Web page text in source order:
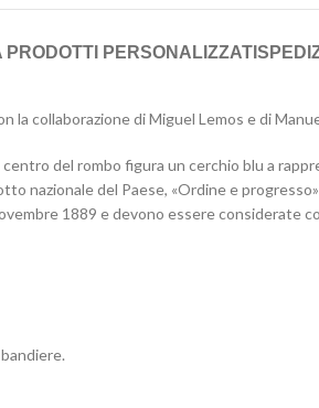
PRODOTTI PERSONALIZZATI
collaborazione di Miguel Lemos e di
del rombo figura un cerchio blu a
nazionale del Paese, «Ordine e
1889 e devono essere considerate